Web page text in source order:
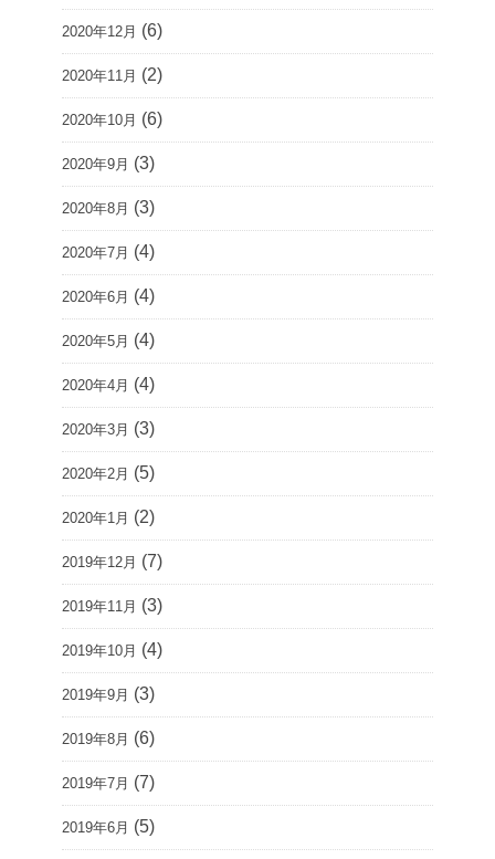
2020年12月 (6)
2020年11月 (2)
2020年10月 (6)
2020年9月 (3)
2020年8月 (3)
2020年7月 (4)
2020年6月 (4)
2020年5月 (4)
2020年4月 (4)
2020年3月 (3)
2020年2月 (5)
2020年1月 (2)
2019年12月 (7)
2019年11月 (3)
2019年10月 (4)
2019年9月 (3)
2019年8月 (6)
2019年7月 (7)
2019年6月 (5)